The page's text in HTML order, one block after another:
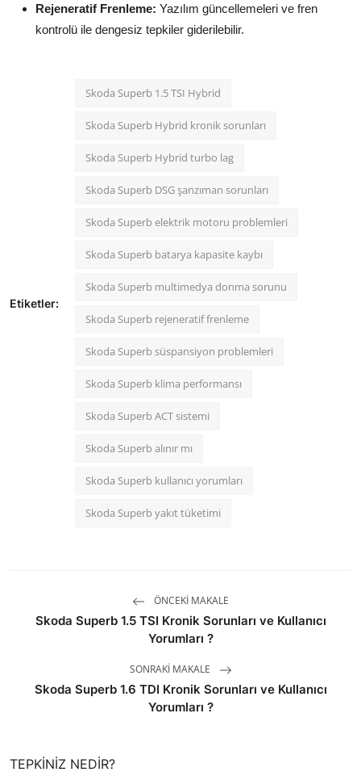
Rejeneratif Frenleme: Yazılım güncellemeleri ve fren
kontrolü ile dengesiz tepkiler giderilebilir.
Etiketler:
Skoda Superb 1.5 TSI Hybrid
Skoda Superb Hybrid kronik sorunları
Skoda Superb Hybrid turbo lag
Skoda Superb DSG şanzıman sorunları
Skoda Superb elektrik motoru problemleri
Skoda Superb batarya kapasite kaybı
Skoda Superb multimedya donma sorunu
Skoda Superb rejeneratif frenleme
Skoda Superb süspansiyon problemleri
Skoda Superb klima performansı
Skoda Superb ACT sistemi
Skoda Superb alınır mı
Skoda Superb kullanıcı yorumları
Skoda Superb yakıt tüketimi
ÖNCEKI MAKALE
Skoda Superb 1.5 TSI Kronik Sorunları ve Kullanıcı
Yorumları ?
SONRAKI MAKALE
Skoda Superb 1.6 TDI Kronik Sorunları ve Kullanıcı
Yorumları ?
TEPKINIZ NEDIR?